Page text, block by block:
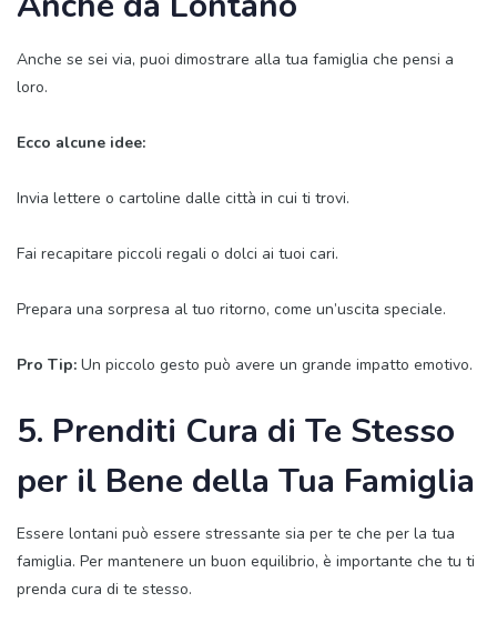
Anche se sei via, puoi dimostrare alla tua famiglia che pensi a
loro.
Ecco alcune idee:
Invia lettere o cartoline dalle città in cui ti trovi.
Fai recapitare piccoli regali o dolci ai tuoi cari.
Prepara una sorpresa al tuo ritorno, come un’uscita speciale.
Pro Tip: Un piccolo gesto può avere un grande impatto emotivo.
5. Prenditi Cura di Te Stesso
per il Bene della Tua Famiglia
Essere lontani può essere stressante sia per te che per la tua
famiglia. Per mantenere un buon equilibrio, è importante che tu ti
prenda cura di te stesso.